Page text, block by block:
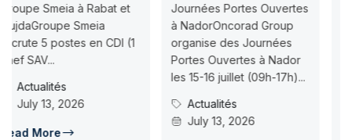
Journées Portes Ouvertes
à NadorOncorad Group
organise des Journées
Portes Ouvertes à Nador
les 15-16 juillet (09h-17h)...
Actualités
07-18
Concours d’accès L1
Inscription jusqu’au 2026-
07-18ISMAC ouvre les
candidatures au concours
d’accès en L1 pour...